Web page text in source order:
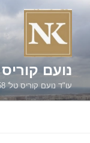
דילוג
נועם
עו"ד נועם קוריס טל' 0777060058